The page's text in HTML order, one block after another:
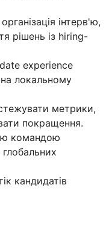
інтерв'ю,
рішень із hiring-
experience
локальному
метрики,
покращення.
командою
кандидатів